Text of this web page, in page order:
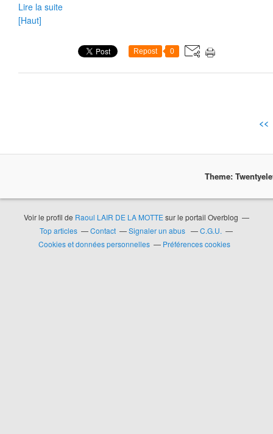
Lire la suite
[Haut]
Repost 0
<<
Theme:
Voir le profil de Raoul LAIR DE LA MOTTEsur le portail Overblog
Top articles
Contact Signaler un abus
C.G.U.
Cookies et données personnelles
Préférences cookies